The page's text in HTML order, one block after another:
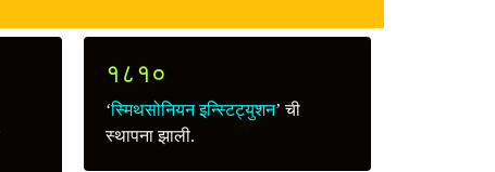
१८१०
‘स्मिथसोनियन इन्स्टिट्युशन’ ची
स्थापना झाली.